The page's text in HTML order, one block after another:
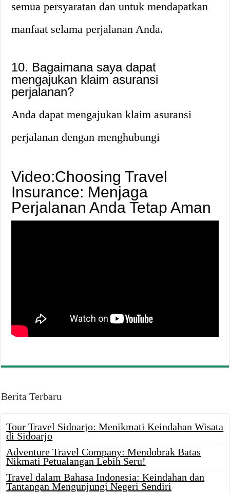
semua persyaratan dan untuk mendapatkan
manfaat selama perjalanan Anda.
10. Bagaimana saya dapat
mengajukan klaim asuransi
perjalanan?
Anda dapat mengajukan klaim asuransi
perjalanan dengan menghubungi
Video:Choosing Travel
Insurance: Menjaga
Perjalanan Anda Tetap Aman
Berita Terbaru
Tour Travel Sidoarjo: Menikmati Keindahan Wisata
di Sidoarjo
Adventure Travel Company: Mendobrak Batas
Nikmati Petualangan Lebih Seru!
Travel dalam Bahasa Indonesia: Keindahan dan
Tantangan Mengunjungi Negeri Sendiri